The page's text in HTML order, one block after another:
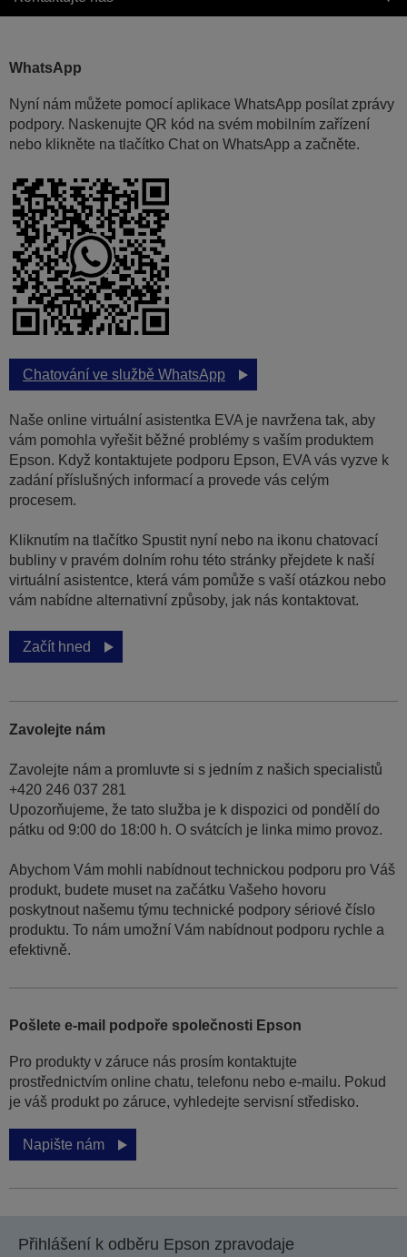
WhatsApp
Nyní nám můžete pomocí aplikace WhatsApp posílat zprávy
podpory. Naskenujte QR kód na svém mobilním zařízení
nebo klikněte na tlačítko Chat on WhatsApp a začněte.
Chatování ve službě WhatsApp
Naše online virtuální asistentka EVA je navržena tak, aby
vám pomohla vyřešit běžné problémy s vaším produktem
Epson. Když kontaktujete podporu Epson, EVA vás vyzve k
zadání příslušných informací a provede vás celým
procesem.
Kliknutím na tlačítko Spustit nyní nebo na ikonu chatovací
bubliny v pravém dolním rohu této stránky přejdete k naší
virtuální asistentce, která vám pomůže s vaší otázkou nebo
vám nabídne alternativní způsoby, jak nás kontaktovat.
Začít hned
Zavolejte nám
Zavolejte nám a promluvte si s jedním z našich specialistů
+420 246 037 281
Upozorňujeme, že tato služba je k dispozici od pondělí do
pátku od 9:00 do 18:00 h. O svátcích je linka mimo provoz.
Abychom Vám mohli nabídnout technickou podporu pro Váš
produkt, budete muset na začátku Vašeho hovoru
poskytnout našemu týmu technické podpory sériové číslo
produktu. To nám umožní Vám nabídnout podporu rychle a
efektivně.
Pošlete e-mail podpoře společnosti Epson
Pro produkty v záruce nás prosím kontaktujte
prostřednictvím online chatu, telefonu nebo e-mailu. Pokud
je váš produkt po záruce, vyhledejte servisní středisko.
Napište nám
Přihlášení k odběru Epson zpravodaje